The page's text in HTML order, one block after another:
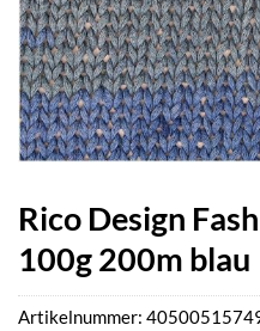
Rico Design
100g 200m blau
Artikelnummer: